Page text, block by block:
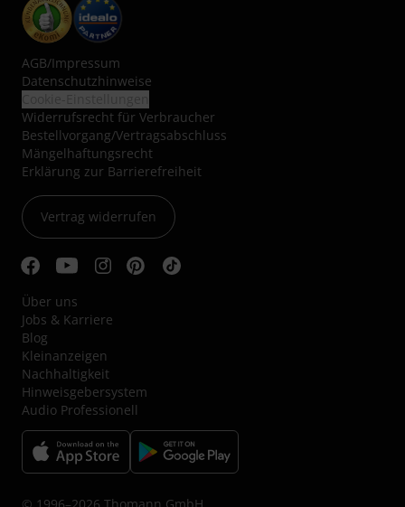
AGB/Impressum
Datenschutzhinweise
Widerrufsrecht für Verbraucher
Bestellvorgang/Vertragsabschluss
Mängelhaftungsrecht
Erklärung zur Barrierefreiheit
Vertrag widerrufen
Über uns
Jobs & Karriere
Blog
Kleinanzeigen
Nachhaltigkeit
Hinweisgebersystem
Audio Professionell